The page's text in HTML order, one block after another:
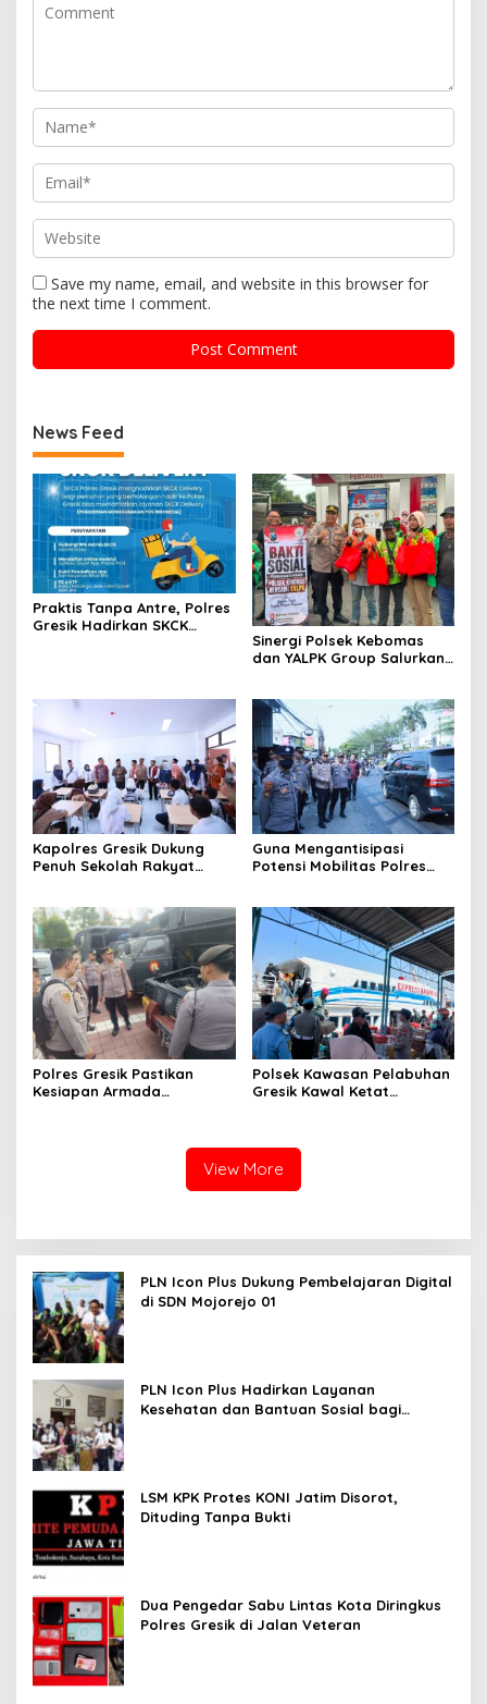
Save my name, email, and website in this browser for
the next time I comment.
News Feed
Praktis Tanpa Antre, Polres
Gresik Hadirkan SKCK
Sinergi Polsek Kebomas
dan YALPK Group Salurkan
Kapolres Gresik Dukung
Penuh Sekolah Rakyat
Berkualitas
Guna Mengantisipasi
Potensi Mobilitas Polres
Polres Gresik Pastikan
Kesiapan Armada
Polsek Kawasan Pelabuhan
Gresik Kawal Ketat
View More
PLN Icon Plus Dukung Pembelajaran Digital
di SDN Mojorejo 01
PLN Icon Plus Hadirkan Layanan
Kesehatan dan Bantuan Sosial bagi
LSM KPK Protes KONI Jatim Disorot,
Dituding Tanpa Bukti
Dua Pengedar Sabu Lintas Kota Diringkus
Polres Gresik di Jalan Veteran